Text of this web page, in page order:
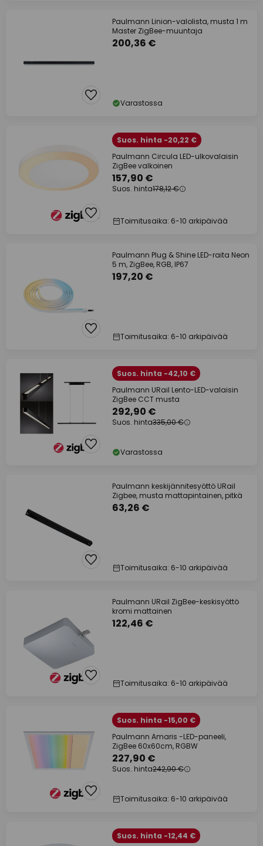
Paulmann Linion-valolista, musta 1 m
Master ZigBee-muuntaja
200,36 €
Varastossa
Suos. hinta -20,22 €
Paulmann Circula LED-ulkovalaisin
ZigBee valkoinen
157,90 €
Suos. hinta178,12 €
Toimitusaika: 6-10 arkipäivää
Paulmann Plug & Shine LED-raita Neon
5 m, ZigBee, RGB, IP67
197,20 €
Toimitusaika: 6-10 arkipäivää
Suos. hinta -42,10 €
Paulmann URail Lento-LED-valaisin
ZigBee CCT musta
292,90 €
Suos. hinta335,00 €
Varastossa
Paulmann keskijännitesyöttö URail
Zigbee, musta mattapintainen, pitkä
63,26 €
Toimitusaika: 6-10 arkipäivää
Paulmann URail ZigBee-keskisyöttö
kromi mattainen
122,46 €
Toimitusaika: 6-10 arkipäivää
Suos. hinta -15,00 €
Paulmann Amaris -LED-paneeli,
ZigBee 60x60cm, RGBW
227,90 €
Suos. hinta242,90 €
Toimitusaika: 6-10 arkipäivää
Suos. hinta -12,44 €